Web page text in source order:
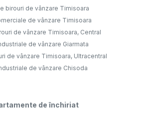
birouri de vânzare Timisoara
de vânzare Timisoara
de vânzare Timisoara, Central
de vânzare Giarmata
de vânzare Timisoara, Ultracentral
de vânzare Chisoda
de închiriat